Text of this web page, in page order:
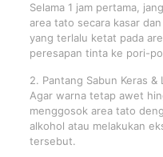
Selama 1 jam pertama,
area tato secara kasar
yang terlalu ketat pada
peresapan tinta ke pori-
2. Pantang Sabun Keras &
Agar warna tetap awet
menggosok area tato
alkohol atau melakukan
tersebut.